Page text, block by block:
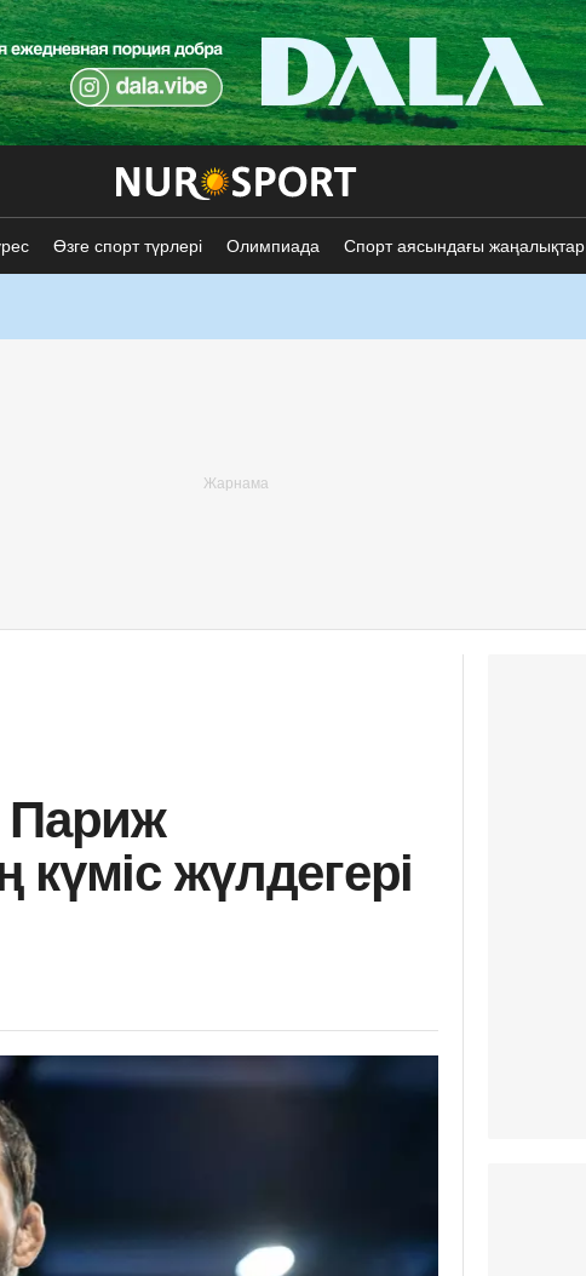
Өзге спорт түрлері Олимпиада Спорт аясындағы жаңалықтар
жүлдегері